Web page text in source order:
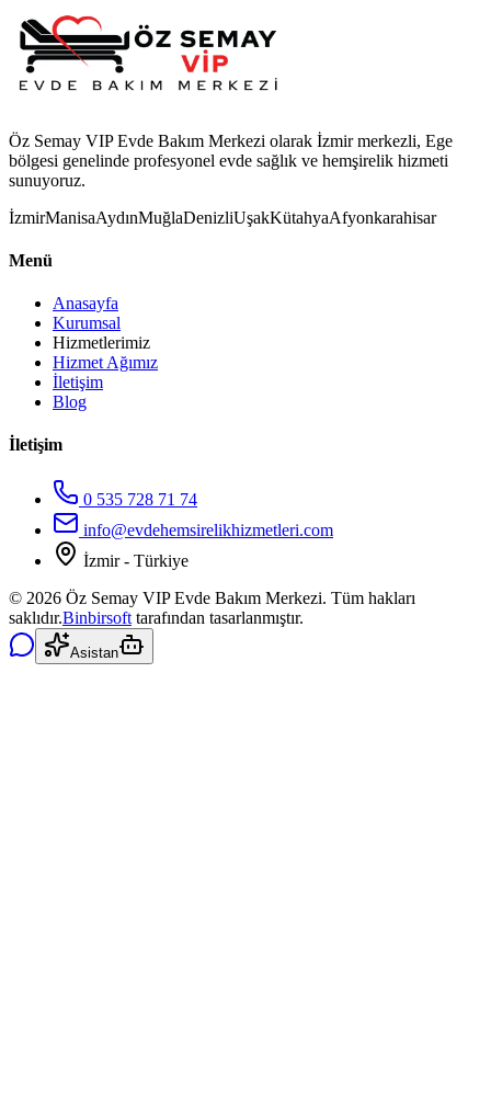
Öz Semay VIP Evde Bakım Merkezi olarak İzmir merkezli, Ege
bölgesi genelinde profesyonel evde sağlık ve hemşirelik hizmeti
sunuyoruz.
İzmirManisaAydınMuğlaDenizliUşakKütahyaAfyonkarahisar
Menü
Anasayfa
Kurumsal
Hizmetlerimiz
Hizmet Ağımız
İletişim
Blog
İletişim
0 535 728 71 74
info@evdehemsirelikhizmetleri.com
İzmir - Türkiye
© 2026 Öz Semay VIP Evde Bakım Merkezi. Tüm hakları
saklıdır.Binbirsoft tarafından tasarlanmıştır.
Asistan